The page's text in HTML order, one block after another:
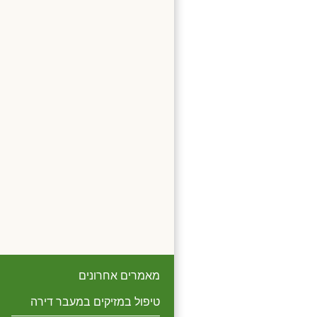
מאמרים אחרונים
טיפול במזיקים במעבר דירה